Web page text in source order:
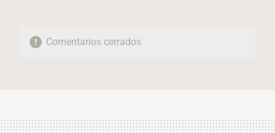
Comentarios cerrados